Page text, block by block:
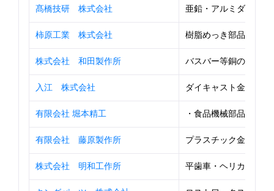
髙橋技研 株式会社 亜鉛・アルミダイカ
柿原工業 株式会社 樹脂めっき部品（自
株式会社 和田製作所 バスバー等銅の電気部
入江 株式会社 ダイキャスト金型部
有限会社 堀本精工 ・食品機械部品・半
有限会社 藤原製作所 プラスチック金型の
株式会社 明和工作所 平歯車・ヘリカルギ